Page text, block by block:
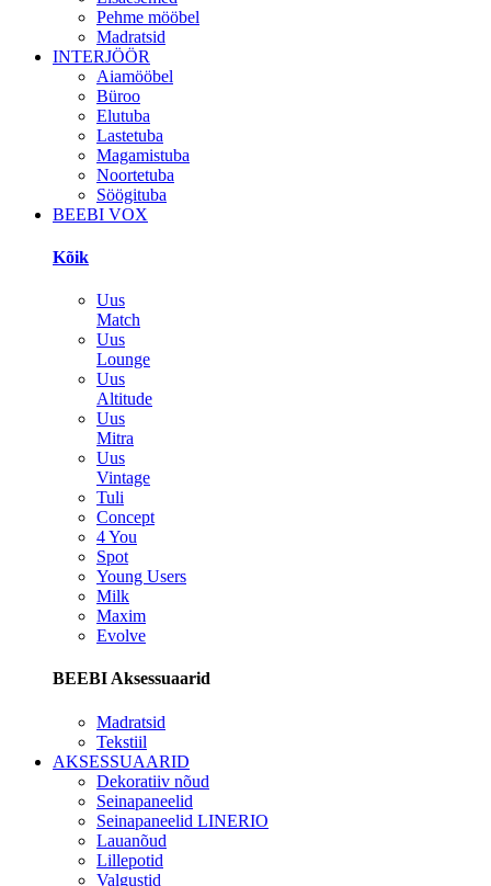
Pehme mööbel
Madratsid
INTERJÖÖR
Aiamööbel
Büroo
Elutuba
Lastetuba
Magamistuba
Noortetuba
Söögituba
BEEBI VOX
Kõik
Uus
Match
Uus
Lounge
Uus
Altitude
Uus
Mitra
Uus
Vintage
Tuli
Concept
4 You
Spot
Young Users
Milk
Maxim
Evolve
BEEBI Aksessuaarid
Madratsid
Tekstiil
AKSESSUAARID
Dekoratiiv nõud
Seinapaneelid
Seinapaneelid LINERIO
Lauanõud
Lillepotid
Valgustid